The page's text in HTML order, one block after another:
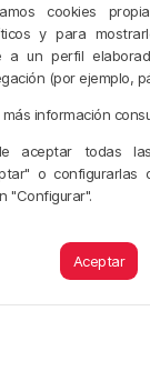
cookies
y para
a un perfil
(por ejemplo,
más información
aceptar todas
o configurarlas
"Configurar".
Aceptar